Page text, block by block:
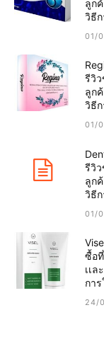
ลูก
วิธี
01/
รีวิ
ลูก
วิธี
01/
รีวิ
ลูก
วิธี
01/
ซื้อ
เเ
กา
24/